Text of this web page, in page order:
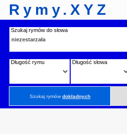
Rymy.XYZ
Szukaj rymów do słowa
Długość rymu Długość słowa
Szukaj rymówdokładnych